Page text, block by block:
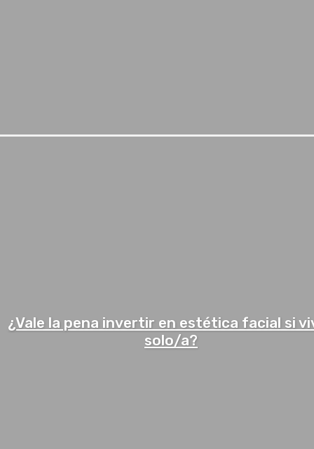
¿Vale la pena invertir en estética facial si
solo/a?